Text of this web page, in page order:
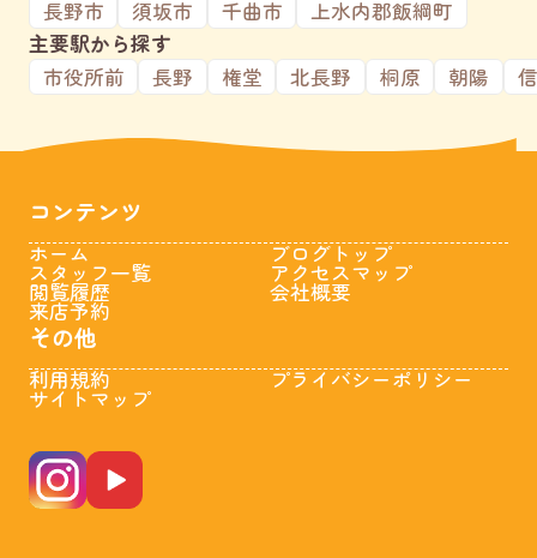
長野市
須坂市 千曲市
上水内郡飯綱町
主要駅から探す
市役所前
長野 権堂 北長野 桐原 朝陽
コンテンツ
ホーム
スタッフ一覧
閲覧履歴
来店予約
ブログトップ
アクセスマップ
会社概要
その他
利用規約
サイトマップ
プライバシーポリシー